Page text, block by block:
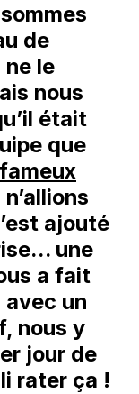
de
ne le
nous
était
que
ajouté
une
a fait
un
nous y
jour de
rater ça !